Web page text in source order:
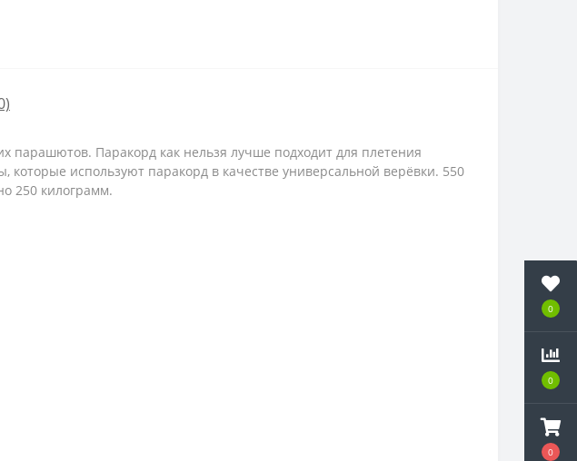
0
0
0
Паракорд как нельзя лучше подходит для плетения
используют паракорд в качестве универсальной верёвки. 550
250 килограмм.